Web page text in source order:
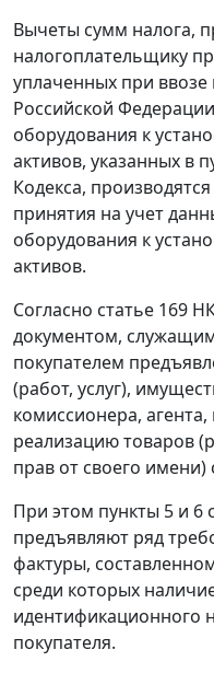
Вычеты сумм налога,
налогоплательщику
уплаченных при
Российской
оборудования к
активов, указанных в
Кодекса,
принятия на учет
оборудования к
активов.
Согласно статье 169
документом,
покупателем
(работ, услуг),
комиссионера,
реализацию товаров
прав от своего имени)
При этом пункты 5 и 6
предъявляют ряд
фактуры,
среди которых
идентификационного
покупателя.